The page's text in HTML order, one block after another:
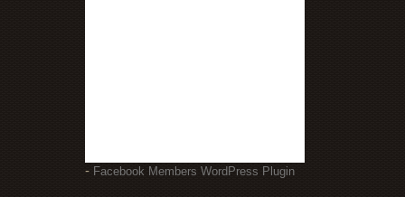
- Facebook Members WordPress Plugin